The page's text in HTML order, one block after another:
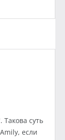
суть
если